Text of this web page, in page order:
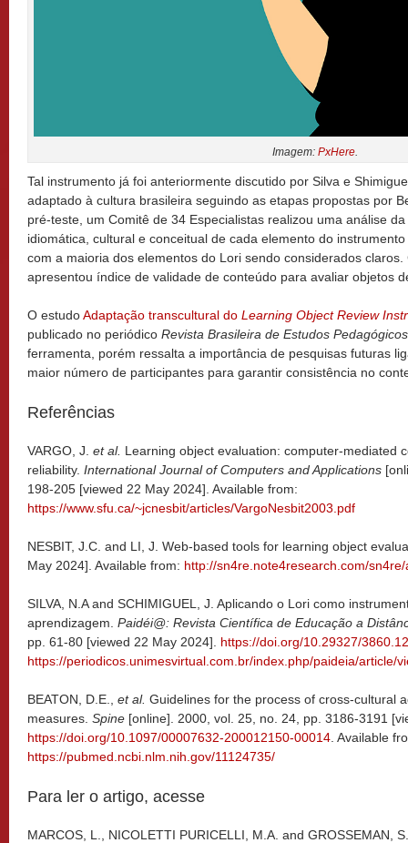
Imagem: PxHere
Tal instrumento já foi anteriormente discutido por Silva e
adaptado à cultura brasileira seguindo as etapas propostas por
pré-teste, um Comitê de 34 Especialistas realizou uma análise da
idiomática, cultural e conceitual de cada elemento do
com a maioria dos elementos do Lori sendo considerados claros.
apresentou índice de validade de conteúdo para avaliar objetos
O estudoAdaptação transcultural do Learning Object Review
publicado no periódico Revista Brasileira de Estudos
ferramenta, porém ressalta a importância de pesquisas futuras
maior número de participantes para garantir consistência no
Referências
VARGO, J. et al. Learning object evaluation: computer-mediated
reliability. International Journal of Computers and Applications
198-205 [viewed 22 May 2024]. Available from:
https://www.sfu.ca/~jcnesbit/articles/VargoNesbit2003.pdf
NESBIT, J.C. and LI, J. Web-based tools for learning object
May 2024]. Available from: http://sn4re.note4research.com/
SILVA, N.A and SCHIMIGUEL, J. Aplicando o Lori como
aprendizagem. Paidéi@: Revista Científica de Educação a
pp. 61-80 [viewed 22 May 2024]. https://doi.org/10.29327/
https://periodicos.unimesvirtual.com.br/index.php/paideia/article/
BEATON, D.E., et al. Guidelines for the process of cross-cultural
measures. Spine [online]. 2000, vol. 25, no. 24, pp. 3186-3191
https://doi.org/10.1097/00007632-200012150-00014 . Available
https://pubmed.ncbi.nlm.nih.gov/11124735/
Para ler o artigo, acesse
MARCOS, L., NICOLETTI PURICELLI, M.A. and GROSSEMAN,